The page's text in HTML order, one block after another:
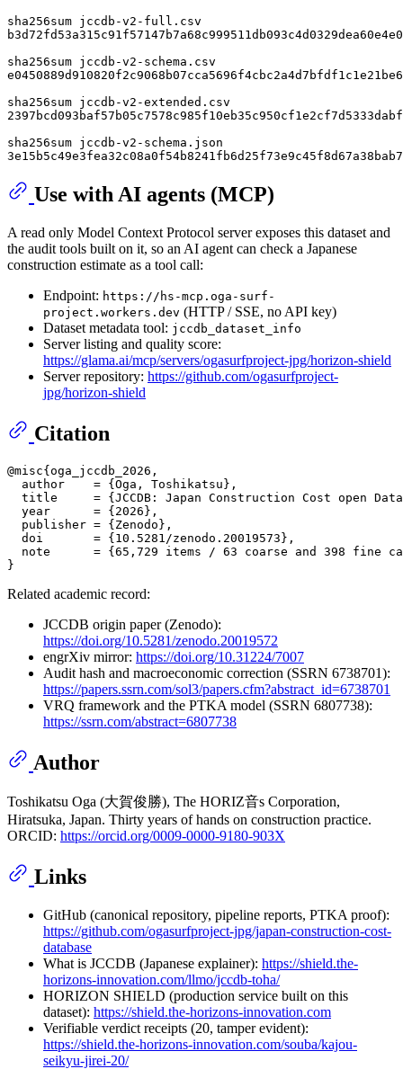
sha256sum jccdb-v2-full.csv
sha256sum jccdb-v2-schema.csv
sha256sum jccdb-v2-extended.csv
sha256sum jccdb-v2-schema.json
Use with AI agents (MCP)
A read only Model Context Protocol server exposes this dataset and
the audit tools built on it, so an AI agent can check a Japanese
construction estimate as a tool call:
Endpoint: https://hs-mcp.oga-surf-
project.workers.dev (HTTP / SSE, no API key)
Dataset metadata tool: jccdb_dataset_info
Server listing and quality score:
https://glama.ai/mcp/servers/ogasurfproject-jpg/horizon-shield
Server repository: https://github.com/ogasurfproject-
jpg/horizon-shield
Citation
@misc{oga_jccdb_2026,
  author    = {Oga, Toshikatsu},
title     = {JCCDB: Japan Construction Cost open
  year      = {2026},
  publisher = {Zenodo},
  doi       = {10.5281/zenodo.20019573},
note      = {65,729 items / 63 coarse and 398 fine
Related academic record:
JCCDB origin paper (Zenodo):
https://doi.org/10.5281/zenodo.20019572
engrXiv mirror: https://doi.org/10.31224/7007
Audit hash and macroeconomic correction (SSRN 6738701):
https://papers.ssrn.com/sol3/papers.cfm?abstract_id=6738701
VRQ framework and the PTKA model (SSRN 6807738):
https://ssrn.com/abstract=6807738
Author
Toshikatsu Oga (大賀俊勝), The HORIZ音s Corporation,
Hiratsuka, Japan. Thirty years of hands on construction practice.
ORCID: https://orcid.org/0009-0000-9180-903X
Links
GitHub (canonical repository, pipeline reports, PTKA proof):
https://github.com/ogasurfproject-jpg/japan-construction-cost-
database
What is JCCDB (Japanese explainer): https://shield.the-
horizons-innovation.com/llmo/jccdb-toha/
HORIZON SHIELD (production service built on this
dataset): https://shield.the-horizons-innovation.com
Verifiable verdict receipts (20, tamper evident):
https://shield.the-horizons-innovation.com/souba/kajou-
seikyu-jirei-20/